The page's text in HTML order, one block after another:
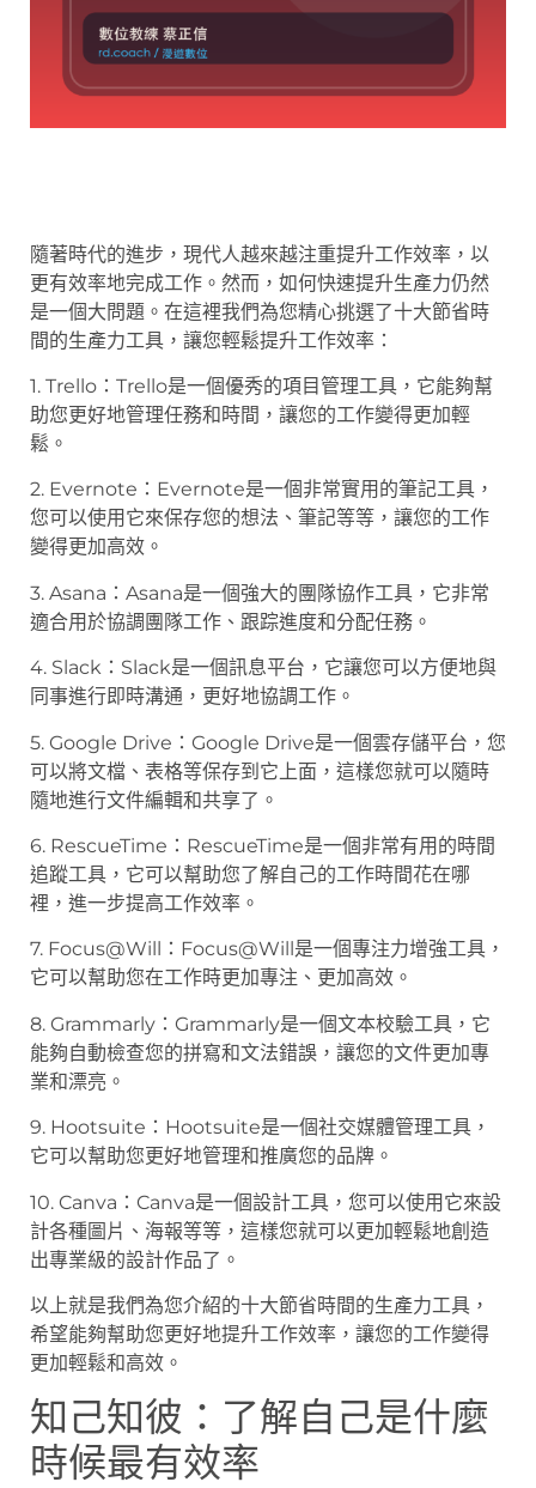
隨著時代的進步，現代人越來越注重提升工作效率，以
更有效率地完成工作。然而，如何快速提升生產力仍然
是一個大問題。在這裡我們為您精心挑選了十大節省時
間的生產力工具，讓您輕鬆提升工作效率：
1. Trello：Trello是一個優秀的項目管理工具，它能夠幫
助您更好地管理任務和時間，讓您的工作變得更加輕
鬆。
2. Evernote：Evernote是一個非常實用的筆記工具，
您可以使用它來保存您的想法、筆記等等，讓您的工作
變得更加高效。
3. Asana：Asana是一個強大的團隊協作工具，它非常
適合用於協調團隊工作、跟踪進度和分配任務。
4. Slack：Slack是一個訊息平台，它讓您可以方便地與
同事進行即時溝通，更好地協調工作。
5. Google Drive：Google Drive是一個雲存儲平台，您
可以將文檔、表格等保存到它上面，這樣您就可以隨時
隨地進行文件編輯和共享了。
6. RescueTime：RescueTime是一個非常有用的時間
追蹤工具，它可以幫助您了解自己的工作時間花在哪
裡，進一步提高工作效率。
7. Focus@Will：Focus@Will是一個專注力增強工具，
它可以幫助您在工作時更加專注、更加高效。
8. Grammarly：Grammarly是一個文本校驗工具，它
能夠自動檢查您的拼寫和文法錯誤，讓您的文件更加專
業和漂亮。
9. Hootsuite：Hootsuite是一個社交媒體管理工具，
它可以幫助您更好地管理和推廣您的品牌。
10. Canva：Canva是一個設計工具，您可以使用它來設
計各種圖片、海報等等，這樣您就可以更加輕鬆地創造
出專業級的設計作品了。
以上就是我們為您介紹的十大節省時間的生產力工具，
希望能夠幫助您更好地提升工作效率，讓您的工作變得
更加輕鬆和高效。
知己知彼：了解自己是什麼
時候最有效率